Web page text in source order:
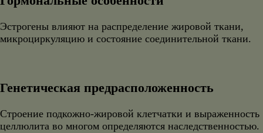
Эстрогены влияют на распределение жировой ткани,
микроциркуляцию и состояние соединительной ткани.
Генетическая предрасположенность
Строение подкожно-жировой клетчатки и выраженность
целлюлита во многом определяются наследственностью.